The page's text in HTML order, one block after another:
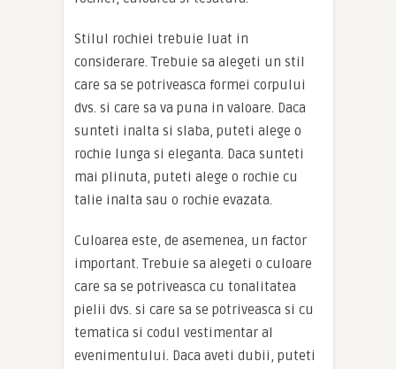
Stilul rochiei trebuie luat in
considerare. Trebuie sa alegeti un stil
care sa se potriveasca formei corpului
dvs. si care sa va puna in valoare. Daca
sunteti inalta si slaba, puteti alege o
rochie lunga si eleganta. Daca sunteti
mai plinuta, puteti alege o rochie cu
talie inalta sau o rochie evazata.
Culoarea este, de asemenea, un factor
important. Trebuie sa alegeti o culoare
care sa se potriveasca cu tonalitatea
pielii dvs. si care sa se potriveasca si cu
tematica si codul vestimentar al
evenimentului. Daca aveti dubii, puteti